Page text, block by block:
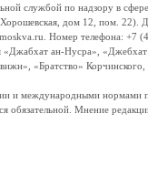
службой по надзору в
дом 12, пом. 22).
Номер телефона: +7
ан-Нусра»,
«Братство» Корчинского,
и международными нормами
обязательной. Мнение